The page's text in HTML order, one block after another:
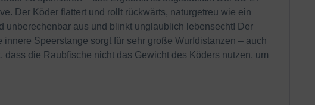
Der Köder flattert und rollt rückwärts, naturgetreu wie ein
unberechenbar aus und blinkt unglaublich lebensecht! Der
Speerstange sorgt für sehr große Wurfdistanzen – auch
die Raubfische nicht das Gewicht des Köders nutzen, um